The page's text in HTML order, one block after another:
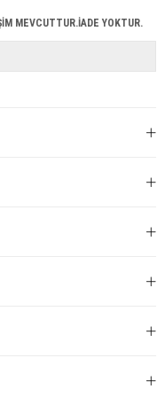
MEVCUTTUR.İADE YOKTUR.